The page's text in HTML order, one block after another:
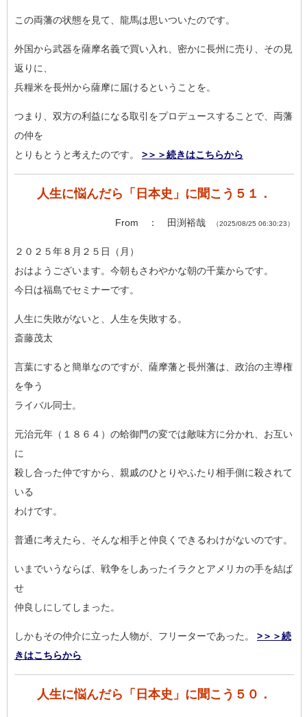
この両藩の状態を見て、龍馬は思いついたのです。
外国から武器を薩摩名義で買い入れ、密かに長州に売り、その見
返 りに、
兵糧米を長州から薩摩に届けるということを。
つまり、双方の利益になる取引をプロデュースすることで、両藩
の仲を
とりもとうと考えたのです。 >＞＞続きはこちらから
人生に悩んだら「日本史」に聞こう５１．
From ： 田渕裕哉 （2025/08/25 06:30:23）
２０２５年８月２５日（月）
おはようございます。今朝もさわやかな朝の千葉からです。
今日は福島でセミナーです。
人生に失敗がないと、人生を失敗する。
斎藤茂太
言葉にすると簡単なのですが、薩摩藩と長州藩は、政治の主導権
を争う
ライバル同士。
元治元年（１８６４）の蛤御門の変では敵味方に分かれ、お互い
に
殺し合った仲ですから、親戚のひとりやふたり相手側に殺されて
いる
わけです。
普通に考えたら、そんな相手と仲良くできるわけがないのです。
いまでいうならば、戦争をしあったイラクとアメリカの手を結ば
せ
仲良しにしてしまった。
しかもその仲介に立った人物が、フリーターであった。 >＞＞続
きはこちらから
人生に悩んだら「日本史」に聞こう５０．